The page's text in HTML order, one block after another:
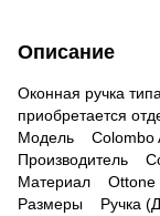
Описание
Оконная ручка
приобретается
Модель Colombo
Производитель
Материал Оttone
Размеры Ручка